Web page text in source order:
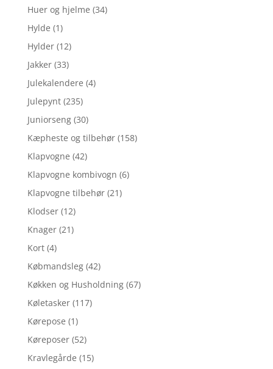
Huer og hjelme (34)
Hylde (1)
Hylder (12)
Jakker (33)
Julekalendere (4)
Julepynt (235)
Juniorseng (30)
Kæpheste og tilbehør (158)
Klapvogne (42)
Klapvogne kombivogn (6)
Klapvogne tilbehør (21)
Klodser (12)
Knager (21)
Kort (4)
Købmandsleg (42)
Køkken og Husholdning (67)
Køletasker (117)
Kørepose (1)
Køreposer (52)
Kravlegårde (15)